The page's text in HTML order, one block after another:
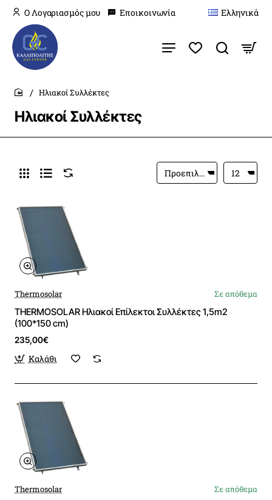
O Λογαριασμός μου Εποικοινωνία Ελληνικά
Ηλιακοί Συλλέκτες
home
Ηλιακοί Συλλέκτες
Thermosolar Σε απόθεμα
THERMOSOLAR Ηλιακοί Επίλεκτοι Συλλέκτες 1,5m2
(100*150 cm)
235,00€
Καλάθι
Thermosolar Σε απόθεμα